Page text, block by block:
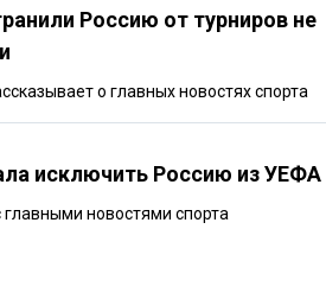
Россию от турниров не
о главных новостях спорта
исключить Россию из УЕФА
главными новостями спорта